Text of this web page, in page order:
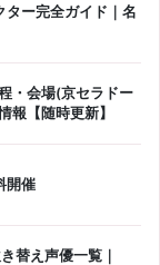
ター完全ガイド｜名
・会場(京セラドー
報【随時更新】
開催
替え声優一覧｜